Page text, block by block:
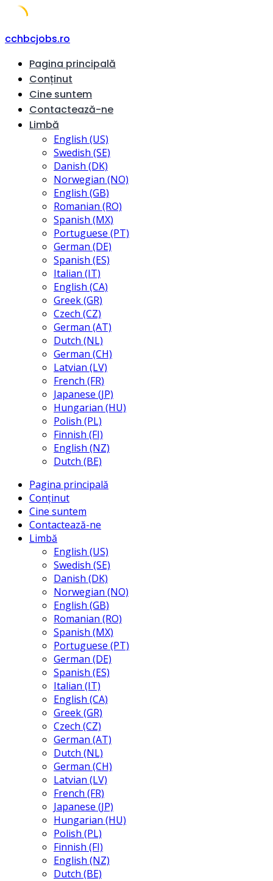
Skip
content
cchbcjobs.ro
Pagina principală
Conținut
Cine suntem
Contactează-ne
Limbă
English (US)
Swedish (SE)
Danish (DK)
Norwegian (NO)
English (GB)
Romanian (RO)
Spanish (MX)
Portuguese (PT)
German (DE)
Spanish (ES)
Italian (IT)
English (CA)
Greek (GR)
Czech (CZ)
German (AT)
Dutch (NL)
German (CH)
Latvian (LV)
French (FR)
Japanese (JP)
Hungarian (HU)
Polish (PL)
Finnish (FI)
English (NZ)
Dutch (BE)
Pagina principală
Conținut
Cine suntem
Contactează-ne
Limbă
English (US)
Swedish (SE)
Danish (DK)
Norwegian (NO)
English (GB)
Romanian (RO)
Spanish (MX)
Portuguese (PT)
German (DE)
Spanish (ES)
Italian (IT)
English (CA)
Greek (GR)
Czech (CZ)
German (AT)
Dutch (NL)
German (CH)
Latvian (LV)
French (FR)
Japanese (JP)
Hungarian (HU)
Polish (PL)
Finnish (FI)
English (NZ)
Dutch (BE)